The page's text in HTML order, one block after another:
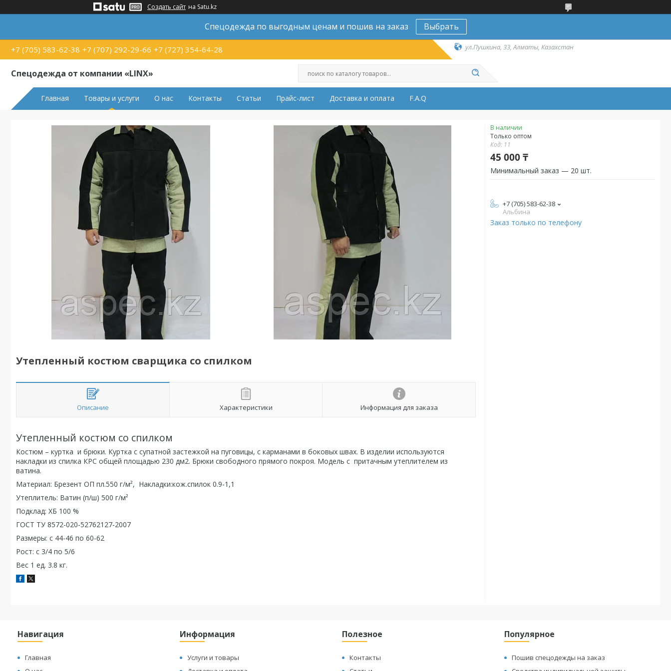
Создать сайт на Satu.kz
Спецодежда по выгодным ценам и пошив на заказ Выбрать
+7 (705) 583-62-38 +7 (707) 292-29-66 +7 (727) 354-64-28 ул.Пушкина, 33, Алматы, Казахстан
Спецодежда от компании «LINX»
Главная Товары и услуги О нас Контакты Статьи Прайс-лист Доставка и оплата F.A.Q
Утепленный костюм сварщика со спилком
Описание Характеристики Информация для заказа
Утепленный костюм со спилком
Костюм – куртка и брюки. Куртка с супатной застежкой на пуговицы, с карманами в боковых швах. В изделии используются
накладки из спилка КРС общей площадью 230 дм2. Брюки свободного прямого покроя. Модель с притачным утеплителем из
ватина.
Материал: Брезент ОП пл.550 г/м², Накладки:кож.спилок 0.9-1,1
Утеплитель: Ватин (п/ш) 500 г/м²
Подклад: ХБ 100 %
ГОСТ ТУ 8572-020-52762127-2007
Размеры: с 44-46 по 60-62
Рост: с 3/4 по 5/6
Вес 1 ед. 3.8 кг.
В наличии
Только оптом
Код: 11
45 000 ₸
Минимальный заказ — 20 шт.
+7 (705) 583-62-38
Альбина
Заказ только по телефону
Навигация
Главная
Информация
Услуги и товары
Полезное
Контакты
Популярное
Пошив спецодежды на заказ